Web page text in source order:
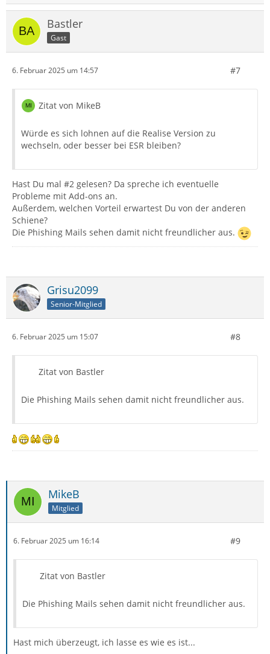
Bastler
Gast
6. Februar 2025 um 14:57 #7
Zitat von MikeB
Würde es sich lohnen auf die Realise Version zu
wechseln, oder besser bei ESR bleiben?
Hast Du mal #2 gelesen? Da spreche ich eventuelle
Probleme mit Add-ons an.
Außerdem, welchen Vorteil erwartest Du von der anderen
Schiene?
Die Phishing Mails sehen damit nicht freundlicher aus.
Grisu2099
Senior-Mitglied
6. Februar 2025 um 15:07 #8
Zitat von Bastler
Die Phishing Mails sehen damit nicht freundlicher aus.
MikeB
Mitglied
6. Februar 2025 um 16:14 #9
Zitat von Bastler
Die Phishing Mails sehen damit nicht freundlicher aus.
Hast mich überzeugt, ich lasse es wie es ist...